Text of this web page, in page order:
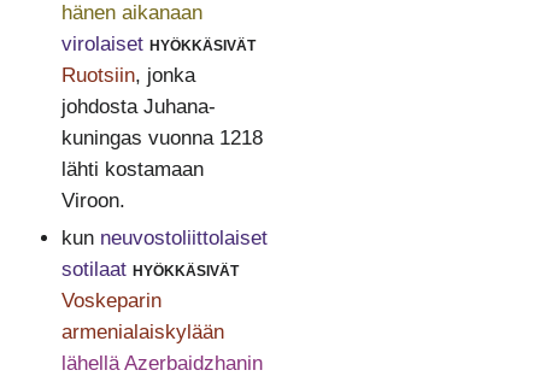
hänen aikanaan
virolaiset hyökkäsivät
Ruotsiin, jonka
johdosta Juhana-
kuningas vuonna 1218
lähti kostamaan
Viroon.
kun neuvostoliittolaiset
sotilaat hyökkäsivät
Voskeparin
armenialaiskylään
lähellä Azerbaidzhanin